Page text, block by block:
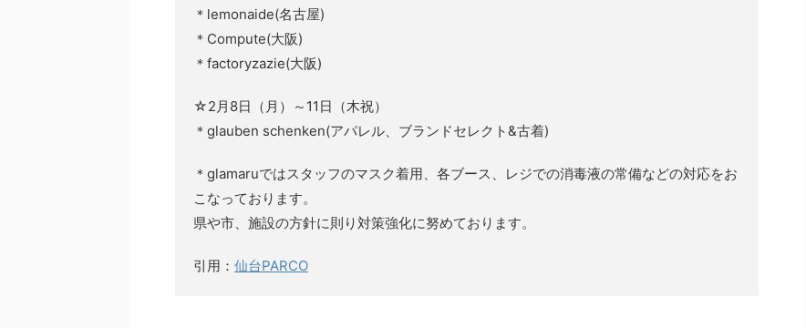
＊lemonaide(名古屋)
＊Compute(大阪)
＊factoryzazie(大阪)
☆2月8日（月）～11日（木祝）
＊glauben schenken(アパレル、ブランドセレクト&古着)
＊glamaruではスタッフのマスク着用、各ブース、レジでの消毒液の常備などの対応をお
こなっております。
県や市、施設の方針に則り対策強化に努めております。
引用： 仙台PARCO